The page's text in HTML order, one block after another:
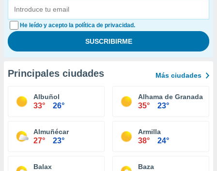
He leído y acepto la política de privacidad.
Principales ciudades Más ciudades
Albuñol
33° 26°
Alhama de Granada
35° 23°
Almuñécar
27° 23°
Armilla
38° 24°
Balax Baza